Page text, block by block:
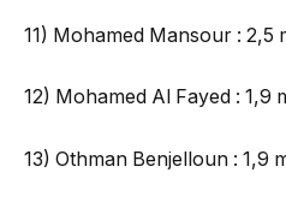
11) Mohamed Mansour : 2,5
12) Mohamed Al Fayed : 1,9
13) Othman Benjelloun : 1,9